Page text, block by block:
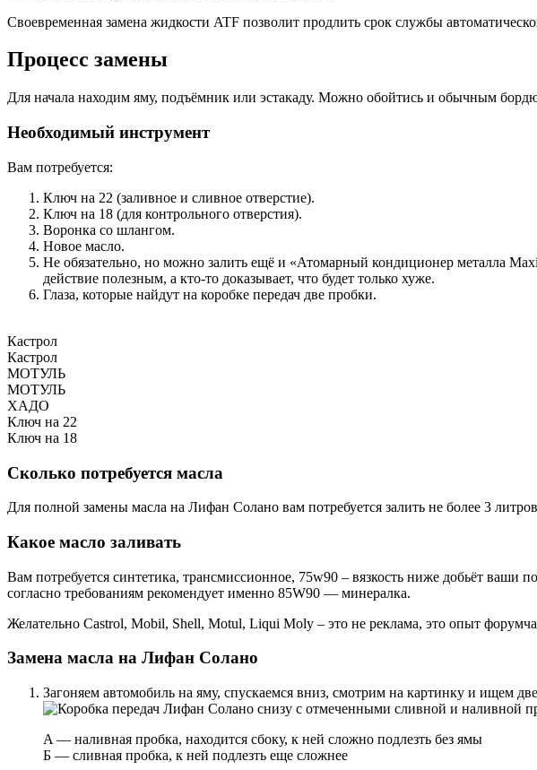
Своевременная замена жидкости ATF позволит продлить срок службы
Процесс замены
Для начала находим яму, подъёмник или эстакаду. Можно обойтись и обычным
Необходимый инструмент
Вам потребуется:
Ключ на 22 (заливное и сливное отверстие).
Ключ на 18 (для контрольного отверстия).
Воронка со шлангом.
Новое масло.
Не обязательно, но можно залить ещё и «Атомарный кондиционер металла
действие полезным, а кто-то доказывает, что будет только хуже.
Глаза, которые найдут на коробке передач две пробки.
Кастрол
Кастрол
МОТУЛЬ
МОТУЛЬ
ХАДО
Ключ на 22
Ключ на 18
Сколько потребуется масла
Для полной замены масла на Лифан Солано вам потребуется залить не более 3
Какое масло заливать
Вам потребуется синтетика, трансмиссионное, 75w90 – вязкость ниже добьёт
согласно требованиям рекомендует именно 85W90 — минералка.
Желательно Castrol, Mobil, Shell, Motul, Liqui Moly – это не реклама, это опыт
Замена масла на Лифан Солано
Загоняем автомобиль на яму, спускаемся вниз, смотрим на картинку и ищем
A — наливная пробка, находится сбоку, к ней сложно подлезть без ямы
Б — сливная пробка, к ней подлезть еще сложнее